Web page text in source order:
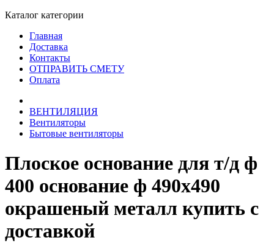
Каталог категории
Главная
Доставка
Контакты
ОТПРАВИТЬ СМЕТУ
Оплата
ВЕНТИЛЯЦИЯ
Вентиляторы
Бытовые вентиляторы
Плоское основание для т/д ф
400 основание ф 490х490
окрашеный металл купить с
доставкой